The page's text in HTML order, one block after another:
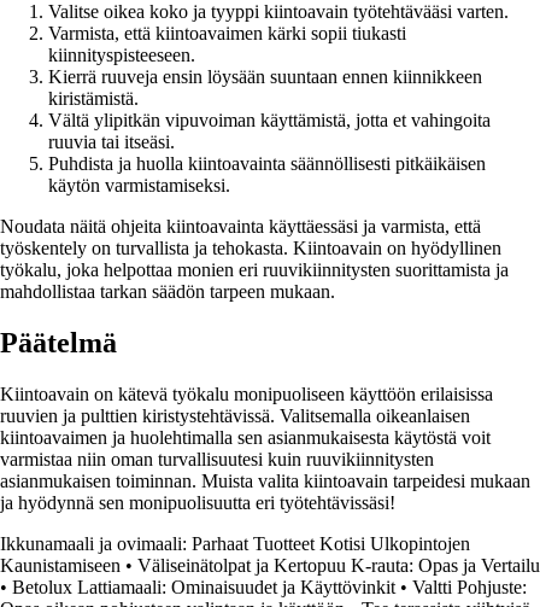
Valitse oikea koko ja tyyppi kiintoavain työtehtävääsi varten.
Varmista, että kiintoavaimen kärki sopii tiukasti
kiinnityspisteeseen.
Kierrä ruuveja ensin löysään suuntaan ennen kiinnikkeen
kiristämistä.
Vältä ylipitkän vipuvoiman käyttämistä, jotta et vahingoita
ruuvia tai itseäsi.
Puhdista ja huolla kiintoavainta säännöllisesti pitkäikäisen
käytön varmistamiseksi.
Noudata näitä ohjeita kiintoavainta käyttäessäsi ja varmista, että
työskentely on turvallista ja tehokasta. Kiintoavain on hyödyllinen
työkalu, joka helpottaa monien eri ruuvikiinnitysten suorittamista ja
mahdollistaa tarkan säädön tarpeen mukaan.
Päätelmä
Kiintoavain on kätevä työkalu monipuoliseen käyttöön erilaisissa
ruuvien ja pulttien kiristystehtävissä. Valitsemalla oikeanlaisen
kiintoavaimen ja huolehtimalla sen asianmukaisesta käytöstä voit
varmistaa niin oman turvallisuutesi kuin ruuvikiinnitysten
asianmukaisen toiminnan. Muista valita kiintoavain tarpeidesi mukaan
ja hyödynnä sen monipuolisuutta eri työtehtävissäsi!
Ikkunamaali ja ovimaali: Parhaat Tuotteet Kotisi Ulkopintojen
Kaunistamiseen • Väliseinätolpat ja Kertopuu K-rauta: Opas ja Vertailu
• Betolux Lattiamaali: Ominaisuudet ja Käyttövinkit • Valtti Pohjuste: